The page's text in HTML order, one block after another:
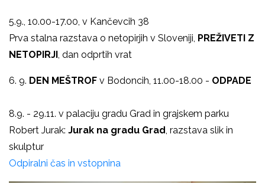
5.9., 10.00-17.00, v Kančevcih 38
Prva stalna razstava o netopirjih v Sloveniji, PREŽIVETI Z
NETOPIRJI , dan odprtih vrat
6. 9. DEN MEŠTROF v Bodoncih, 11.00-18.00 - ODPADE
8.9. - 29.11. v palaciju gradu Grad in grajskem parku
Robert Jurak: Jurak na gradu Grad , razstava slik in
skulptur
Odpiralni čas in vstopnina